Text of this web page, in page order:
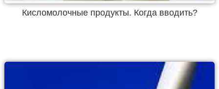
Кисломолочные продукты. Когда вводить?